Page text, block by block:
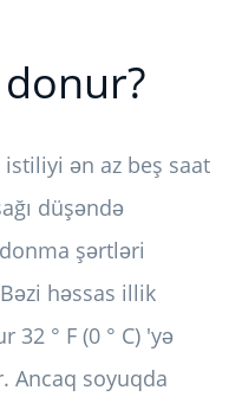
ən az beş saat
düşəndə
şərtləri
həssas illik
° F (0 ° C) 'yə
Ancaq soyuqda